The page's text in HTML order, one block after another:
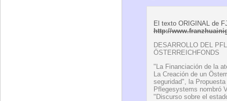
El texto ORIGINAL de
http://
DESARROLLO DEL
ÖSTERREICHFONDS
"La Financiación de la
La Creación de un
seguridad", la
Pflegesystems nombró
"Discurso sobre el